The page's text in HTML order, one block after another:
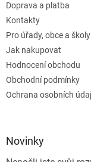
Doprava a platba
Kontakty
Pro úřady, obce a školy
Jak nakupovat
Hodnocení obchodu
Obchodní podmínky
Ochrana osobních
Novinky